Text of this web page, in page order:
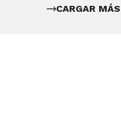
CARGAR MÁS